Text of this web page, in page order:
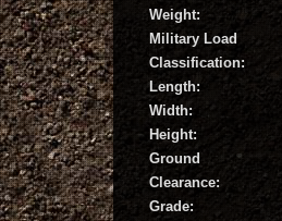
Weight:
Military Load
Classification:
Length:
Width:
Height:
Ground
Clearance:
Grade: